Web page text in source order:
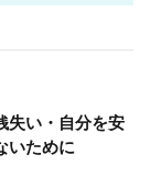
失い・自分を安
いために